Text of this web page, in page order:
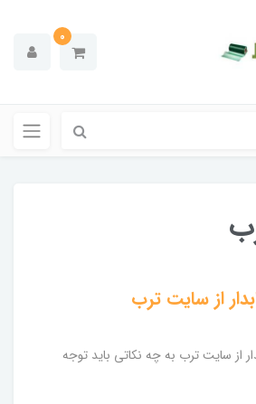
0
از سایت ترب
از سایت ترب به چه نکاتی باید توجه